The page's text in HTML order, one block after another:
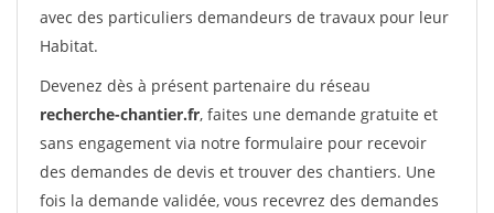
avec des particuliers demandeurs de travaux pour leur
Habitat.
Devenez dès à présent partenaire du réseau
recherche-chantier.fr, faites une demande gratuite et
sans engagement via notre formulaire pour recevoir
des demandes de devis et trouver des chantiers. Une
fois la demande validée, vous recevrez des demandes